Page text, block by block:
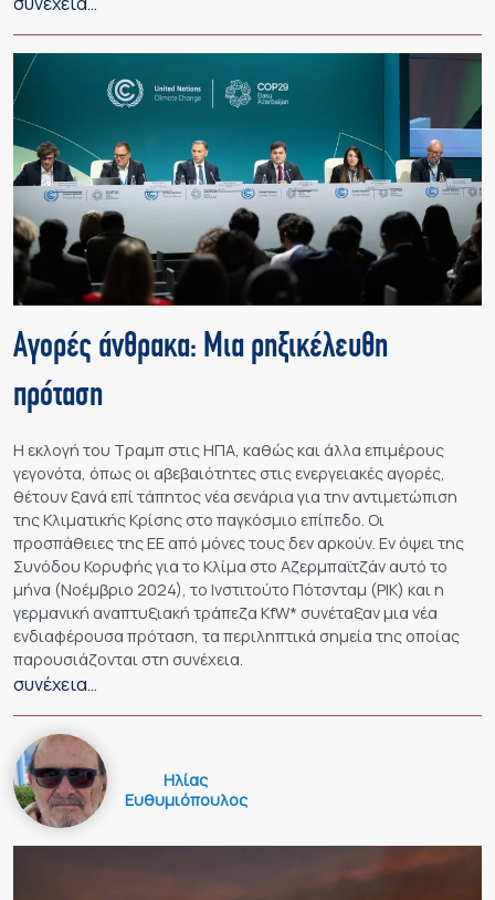
Αγορές άνθρακα: Μια ρηξικέλευθη
πρόταση
H εκλογή του Τραμπ στις ΗΠΑ, καθώς και άλλα επιμέρους
γεγονότα, όπως οι αβεβαιότητες στις ενεργειακές αγορές,
θέτουν ξανά επί τάπητος νέα σενάρια για την αντιμετώπιση
της Κλιματικής Κρίσης στο παγκόσμιο επίπεδο. Οι
προσπάθειες της ΕΕ από μόνες τους δεν αρκούν. Εν όψει της
Συνόδου Κορυφής για το Κλίμα στο Αζερμπαϊτζάν αυτό το
μήνα (Νοέμβριο 2024), το Ινστιτούτο Πότσνταμ (PIK) και η
γερμανική αναπτυξιακή τράπεζα KfW* συνέταξαν μια νέα
ενδιαφέρουσα πρόταση, τα περιληπτικά σημεία της οποίας
παρουσιάζονται στη συνέχεια.
συνέχεια…
Ηλίας
Ευθυμιόπουλος